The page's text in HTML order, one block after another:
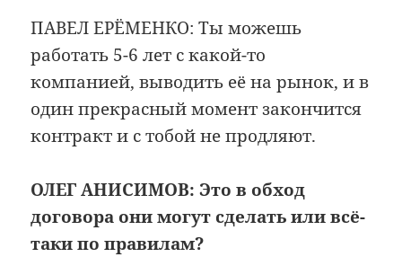
ПАВЕЛ ЕРЁМЕНКО: Ты можешь
работать 5-6 лет с какой-то
компанией, выводить её на рынок, и в
один прекрасный момент закончится
контракт и с тобой не продляют.
ОЛЕГ АНИСИМОВ: Это в обход
договора они могут сделать или всё-
таки по правилам?